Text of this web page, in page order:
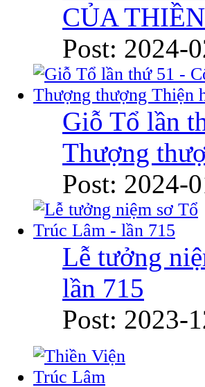
CỦA
Post: 2024-
Giỗ Tổ lần
Thượng
Post: 2024-
Lễ tưởng
lần 715
Post: 2023-